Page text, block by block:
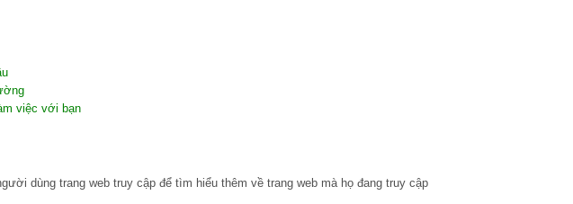
việc với bạn
dùng trang web truy cập để tìm hiểu thêm về trang web mà họ đang truy cập